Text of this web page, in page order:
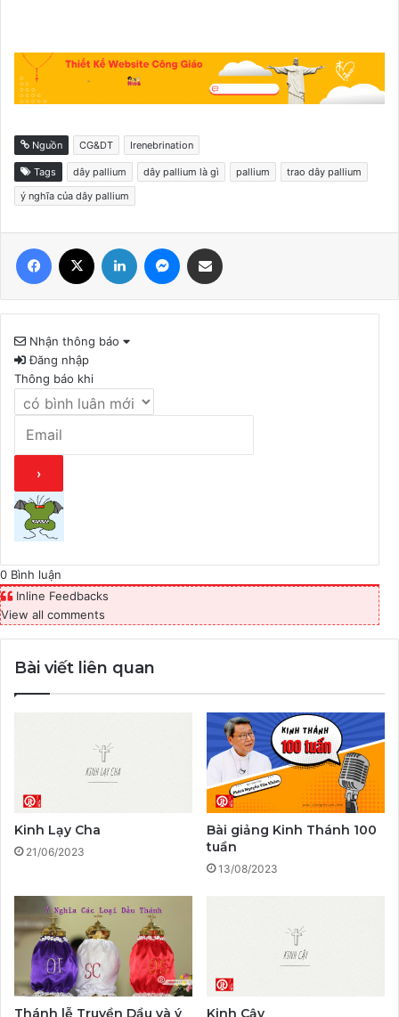
Nguồn CG&DT Irenebrination
Tags dây pallium dây pallium là gì pallium
trao dây pallium
ý nghĩa của dây pallium
Nhận thông báo
Đăng nhập
Thông báo khi
0 Bình luận
Inline Feedbacks
View all comments
Bài viết liên quan
Kinh Lạy Cha
21/06/2023
Bài giảng Kinh Thánh 100
tuần
13/08/2023
Thánh lễ Truyền Dầu và ý Kinh Cậy